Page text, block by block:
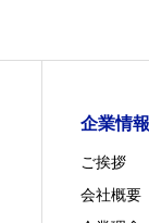
企業情報
ご挨拶
会社概要